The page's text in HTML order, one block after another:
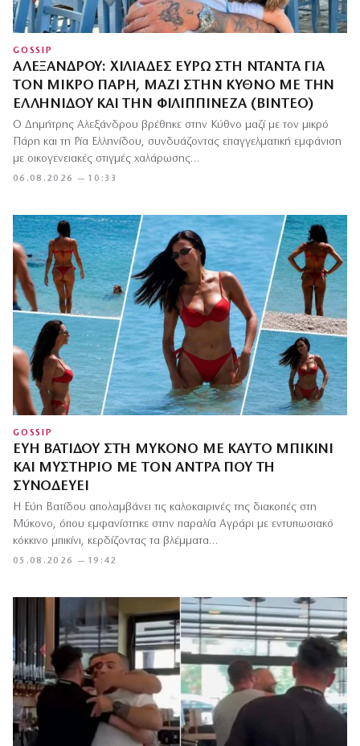
GOSSIP
ΑΛΕΞΆΝΔΡΟΥ: ΧΙΛΙΆΔΕΣ ΕΥΡΏ ΣΤΗ ΝΤΑΝΤΆ ΓΙΑ
ΤΟΝ ΜΙΚΡΌ ΠΆΡΗ, ΜΑΖΊ ΣΤΗΝ ΚΎΘΝΟ ΜΕ ΤΗΝ
ΕΛΛΗΝΊΔΟΥ ΚΑΙ ΤΗΝ ΦΙΛΙΠΠΙΝΈΖΑ (ΒΊΝΤΕΟ)
06.08.2026 — 10:33
Ο Δημήτρης Αλεξάνδρου βρέθηκε στην Κύθνο μαζί με τον μικρό
Πάρη και τη Ρία Ελληνίδου, συνδυάζοντας επαγγελματική εμφάνιση
με οικογενειακές στιγμές χαλάρωσης…
GOSSIP
ΕΎΗ ΒΑΤΊΔΟΥ ΣΤΗ ΜΎΚΟΝΟ ΜΕ ΚΑΥΤΌ ΜΠΙΚΊΝΙ
ΚΑΙ ΜΥΣΤΉΡΙΟ ΜΕ ΤΟΝ ΆΝΤΡΑ ΠΟΥ ΤΗ
ΣΥΝΟΔΕΎΕΙ
05.08.2026 — 19:42
Η Εύη Βατίδου απολαμβάνει τις καλοκαιρινές της διακοπές στη
Μύκονο, όπου εμφανίστηκε στην παραλία Αγράρι με εντυπωσιακό
κόκκινο μπικίνι, κερδίζοντας τα βλέμματα…